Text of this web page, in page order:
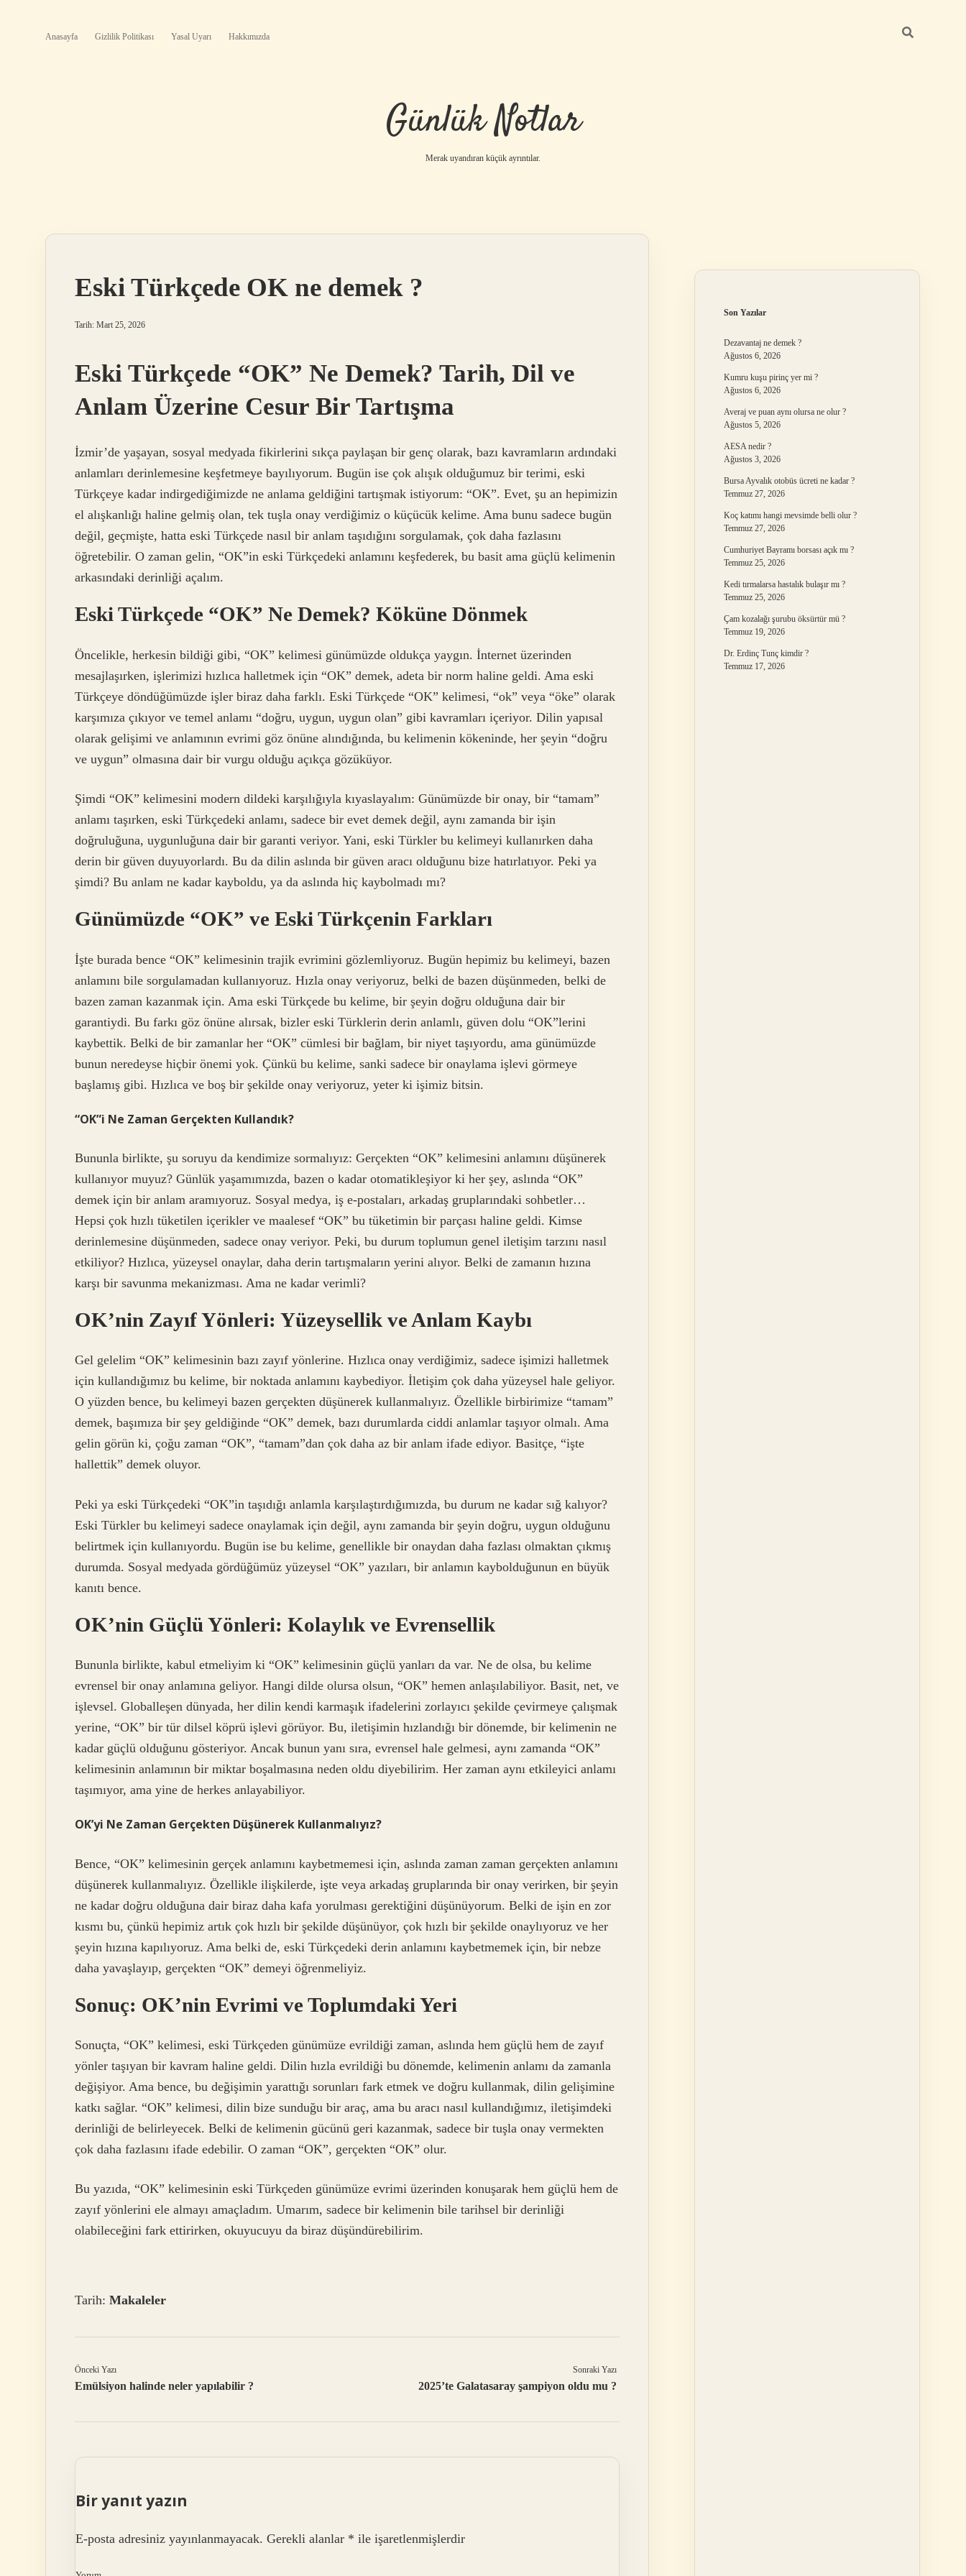
Anasayfa Gizlilik Politikası Yasal Uyarı Hakkımızda
Günlük Notlar
Merak uyandıran küçük ayrıntılar.
Eski Türkçede OK ne demek ?
Tarih: Mart 25, 2026
Eski Türkçede “OK” Ne Demek? Tarih, Dil ve
Anlam Üzerine Cesur Bir Tartışma
İzmir’de yaşayan, sosyal medyada fikirlerini sıkça paylaşan bir genç olarak, bazı kavramların ardındaki
anlamları derinlemesine keşfetmeye bayılıyorum. Bugün ise çok alışık olduğumuz bir terimi, eski
Türkçeye kadar indirgediğimizde ne anlama geldiğini tartışmak istiyorum: “OK”. Evet, şu an hepimizin
el alışkanlığı haline gelmiş olan, tek tuşla onay verdiğimiz o küçücük kelime. Ama bunu sadece bugün
değil, geçmişte, hatta eski Türkçede nasıl bir anlam taşıdığını sorgulamak, çok daha fazlasını
öğretebilir. O zaman gelin, “OK”in eski Türkçedeki anlamını keşfederek, bu basit ama güçlü kelimenin
arkasındaki derinliği açalım.
Eski Türkçede “OK” Ne Demek? Köküne Dönmek
Öncelikle, herkesin bildiği gibi, “OK” kelimesi günümüzde oldukça yaygın. İnternet üzerinden
mesajlaşırken, işlerimizi hızlıca halletmek için “OK” demek, adeta bir norm haline geldi. Ama eski
Türkçeye döndüğümüzde işler biraz daha farklı. Eski Türkçede “OK” kelimesi, “ok” veya “öke” olarak
karşımıza çıkıyor ve temel anlamı “doğru, uygun, uygun olan” gibi kavramları içeriyor. Dilin yapısal
olarak gelişimi ve anlamının evrimi göz önüne alındığında, bu kelimenin kökeninde, her şeyin “doğru
ve uygun” olmasına dair bir vurgu olduğu açıkça gözüküyor.
Şimdi “OK” kelimesini modern dildeki karşılığıyla kıyaslayalım: Günümüzde bir onay, bir “tamam”
anlamı taşırken, eski Türkçedeki anlamı, sadece bir evet demek değil, aynı zamanda bir işin
doğruluğuna, uygunluğuna dair bir garanti veriyor. Yani, eski Türkler bu kelimeyi kullanırken daha
derin bir güven duyuyorlardı. Bu da dilin aslında bir güven aracı olduğunu bize hatırlatıyor. Peki ya
şimdi? Bu anlam ne kadar kayboldu, ya da aslında hiç kaybolmadı mı?
Günümüzde “OK” ve Eski Türkçenin Farkları
İşte burada bence “OK” kelimesinin trajik evrimini gözlemliyoruz. Bugün hepimiz bu kelimeyi, bazen
anlamını bile sorgulamadan kullanıyoruz. Hızla onay veriyoruz, belki de bazen düşünmeden, belki de
bazen zaman kazanmak için. Ama eski Türkçede bu kelime, bir şeyin doğru olduğuna dair bir
garantiydi. Bu farkı göz önüne alırsak, bizler eski Türklerin derin anlamlı, güven dolu “OK”lerini
kaybettik. Belki de bir zamanlar her “OK” cümlesi bir bağlam, bir niyet taşıyordu, ama günümüzde
bunun neredeyse hiçbir önemi yok. Çünkü bu kelime, sanki sadece bir onaylama işlevi görmeye
başlamış gibi. Hızlıca ve boş bir şekilde onay veriyoruz, yeter ki işimiz bitsin.
“OK”i Ne Zaman Gerçekten Kullandık?
Bununla birlikte, şu soruyu da kendimize sormalıyız: Gerçekten “OK” kelimesini anlamını düşünerek
kullanıyor muyuz? Günlük yaşamımızda, bazen o kadar otomatikleşiyor ki her şey, aslında “OK”
demek için bir anlam aramıyoruz. Sosyal medya, iş e-postaları, arkadaş gruplarındaki sohbetler…
Hepsi çok hızlı tüketilen içerikler ve maalesef “OK” bu tüketimin bir parçası haline geldi. Kimse
derinlemesine düşünmeden, sadece onay veriyor. Peki, bu durum toplumun genel iletişim tarzını nasıl
etkiliyor? Hızlıca, yüzeysel onaylar, daha derin tartışmaların yerini alıyor. Belki de zamanın hızına
karşı bir savunma mekanizması. Ama ne kadar verimli?
OK’nin Zayıf Yönleri: Yüzeysellik ve Anlam Kaybı
Gel gelelim “OK” kelimesinin bazı zayıf yönlerine. Hızlıca onay verdiğimiz, sadece işimizi halletmek
için kullandığımız bu kelime, bir noktada anlamını kaybediyor. İletişim çok daha yüzeysel hale geliyor.
O yüzden bence, bu kelimeyi bazen gerçekten düşünerek kullanmalıyız. Özellikle birbirimize “tamam”
demek, başımıza bir şey geldiğinde “OK” demek, bazı durumlarda ciddi anlamlar taşıyor olmalı. Ama
gelin görün ki, çoğu zaman “OK”, “tamam”dan çok daha az bir anlam ifade ediyor. Basitçe, “işte
hallettik” demek oluyor.
Peki ya eski Türkçedeki “OK”in taşıdığı anlamla karşılaştırdığımızda, bu durum ne kadar sığ kalıyor?
Eski Türkler bu kelimeyi sadece onaylamak için değil, aynı zamanda bir şeyin doğru, uygun olduğunu
belirtmek için kullanıyordu. Bugün ise bu kelime, genellikle bir onaydan daha fazlası olmaktan çıkmış
durumda. Sosyal medyada gördüğümüz yüzeysel “OK” yazıları, bir anlamın kaybolduğunun en büyük
kanıtı bence.
OK’nin Güçlü Yönleri: Kolaylık ve Evrensellik
Bununla birlikte, kabul etmeliyim ki “OK” kelimesinin güçlü yanları da var. Ne de olsa, bu kelime
evrensel bir onay anlamına geliyor. Hangi dilde olursa olsun, “OK” hemen anlaşılabiliyor. Basit, net, ve
işlevsel. Globalleşen dünyada, her dilin kendi karmaşık ifadelerini zorlayıcı şekilde çevirmeye çalışmak
yerine, “OK” bir tür dilsel köprü işlevi görüyor. Bu, iletişimin hızlandığı bir dönemde, bir kelimenin ne
kadar güçlü olduğunu gösteriyor. Ancak bunun yanı sıra, evrensel hale gelmesi, aynı zamanda “OK”
kelimesinin anlamının bir miktar boşalmasına neden oldu diyebilirim. Her zaman aynı etkileyici anlamı
taşımıyor, ama yine de herkes anlayabiliyor.
OK’yi Ne Zaman Gerçekten Düşünerek Kullanmalıyız?
Bence, “OK” kelimesinin gerçek anlamını kaybetmemesi için, aslında zaman zaman gerçekten anlamını
düşünerek kullanmalıyız. Özellikle ilişkilerde, işte veya arkadaş gruplarında bir onay verirken, bir şeyin
ne kadar doğru olduğuna dair biraz daha kafa yorulması gerektiğini düşünüyorum. Belki de işin en zor
kısmı bu, çünkü hepimiz artık çok hızlı bir şekilde düşünüyor, çok hızlı bir şekilde onaylıyoruz ve her
şeyin hızına kapılıyoruz. Ama belki de, eski Türkçedeki derin anlamını kaybetmemek için, bir nebze
daha yavaşlayıp, gerçekten “OK” demeyi öğrenmeliyiz.
Sonuç: OK’nin Evrimi ve Toplumdaki Yeri
Sonuçta, “OK” kelimesi, eski Türkçeden günümüze evrildiği zaman, aslında hem güçlü hem de zayıf
yönler taşıyan bir kavram haline geldi. Dilin hızla evrildiği bu dönemde, kelimenin anlamı da zamanla
değişiyor. Ama bence, bu değişimin yarattığı sorunları fark etmek ve doğru kullanmak, dilin gelişimine
katkı sağlar. “OK” kelimesi, dilin bize sunduğu bir araç, ama bu aracı nasıl kullandığımız, iletişimdeki
derinliği de belirleyecek. Belki de kelimenin gücünü geri kazanmak, sadece bir tuşla onay vermekten
çok daha fazlasını ifade edebilir. O zaman “OK”, gerçekten “OK” olur.
Bu yazıda, “OK” kelimesinin eski Türkçeden günümüze evrimi üzerinden konuşarak hem güçlü hem de
zayıf yönlerini ele almayı amaçladım. Umarım, sadece bir kelimenin bile tarihsel bir derinliği
olabileceğini fark ettirirken, okuyucuyu da biraz düşündürebilirim.
Tarih: Makaleler
Önceki Yazı
Emülsiyon halinde neler yapılabilir ?
Sonraki Yazı
2025’te Galatasaray şampiyon oldu mu ?
Bir yanıt yazın
E-posta adresiniz yayınlanmayacak. Gerekli alanlar * ile işaretlenmişlerdir
Son Yazılar
Dezavantaj ne demek ?
Ağustos 6, 2026
Kumru kuşu pirinç yer mi ?
Ağustos 6, 2026
Averaj ve puan aynı olursa ne olur ?
Ağustos 5, 2026
AESA nedir ?
Ağustos 3, 2026
Bursa Ayvalık otobüs ücreti ne kadar ?
Temmuz 27, 2026
Koç katımı hangi mevsimde belli olur ?
Temmuz 27, 2026
Cumhuriyet Bayramı borsası açık mı ?
Temmuz 25, 2026
Kedi tırmalarsa hastalık bulaşır mı ?
Temmuz 25, 2026
Çam kozalağı şurubu öksürtür mü ?
Temmuz 19, 2026
Dr. Erdinç Tunç kimdir ?
Temmuz 17, 2026